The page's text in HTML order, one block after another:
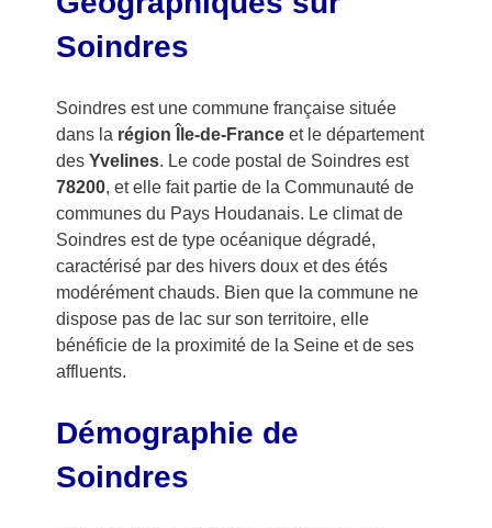
Soindres
Soindres est une commune française située
dans la région Île-de-Franceet le département
des Yvelines. Le code postal de Soindres est
78200, et elle fait partie de la Communauté de
communes du Pays Houdanais. Le climat de
Soindres est de type océanique dégradé,
caractérisé par des hivers doux et des étés
modérément chauds. Bien que la commune ne
dispose pas de lac sur son territoire, elle
bénéficie de la proximité de la Seine et de ses
affluents.
Démographie de
Soindres